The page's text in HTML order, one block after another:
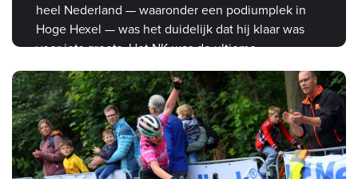
heel Nederland — waaronder een podiumplek in
Hoge Hexel — was het duidelijk dat hij klaar was
voor iets groots. Het NK was de ultieme
bevestiging.